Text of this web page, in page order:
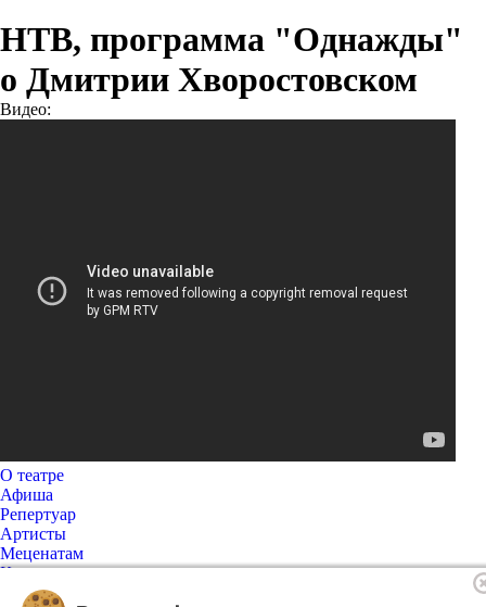
НТВ, программа "Однажды"
о Дмитрии Хворостовском
Видео:
О театре
Афиша
Репертуар
Артисты
Меценатам
Контакты
Касса театра